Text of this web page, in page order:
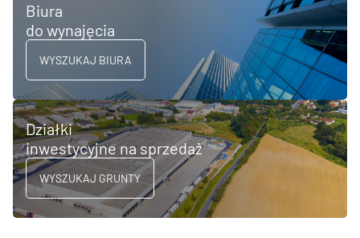
Biura
do wynajęcia
WYSZUKAJ BIURA
Działki
inwestycyjne na sprzedaż
WYSZUKAJ GRUNTY